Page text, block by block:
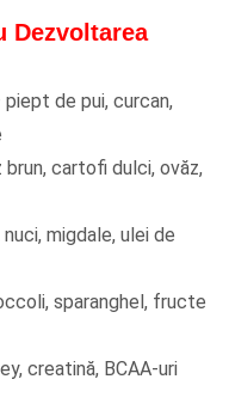
Dezvoltarea
piept de pui, curcan,
brun, cartofi dulci, ovăz,
migdale, ulei de
sparanghel, fructe
creatină, BCAA-uri